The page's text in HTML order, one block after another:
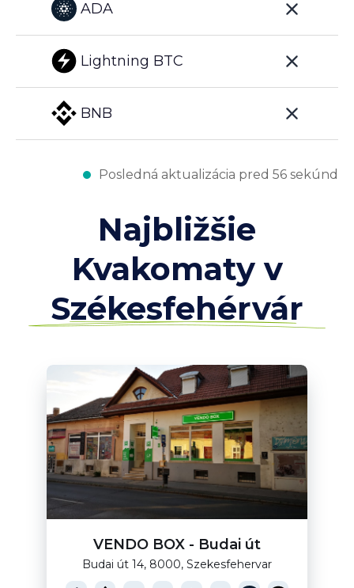
ADA
Lightning BTC
BNB
Posledná aktualizácia pred 56 sekúnd
Najbližšie
Kvakomaty v
Székesfehérvár
VENDO BOX - Budai út
Budai út 14, 8000, Szekesfehervar